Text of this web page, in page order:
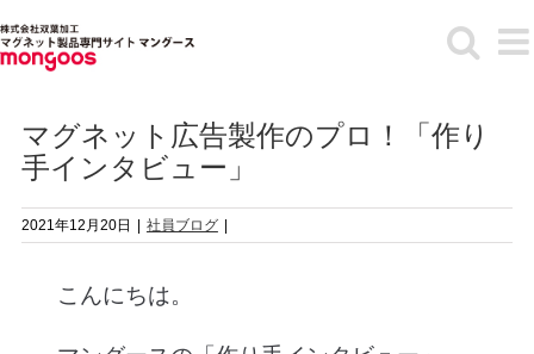
to
content
マグネット広告製作のプロ！「作り
手インタビュー」
2021年12月20日 社員ブログ
こんにちは。